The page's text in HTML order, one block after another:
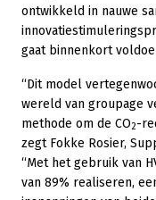
ontwikkeld in nauwe
gaat binnenkort
“Dit model
wereld van groupage
methode om de CO2-
zegt Fokke Rosier,
“Met het gebruik van
van 89% realiseren,